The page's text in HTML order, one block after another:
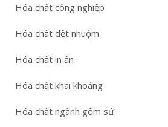
Hóa chất công nghiệp
Hóa chất dệt nhuộm
Hóa chất in ấn
Hóa chất khai khoáng
Hóa chất ngành gốm sứ